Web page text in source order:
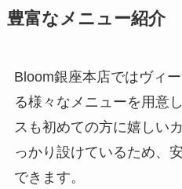
豊富なメニュー紹介
Bloom銀座本店ではヴィ
る様々なメニューを用意
スも初めての方に嬉しい
っかり設けているため、
できます。